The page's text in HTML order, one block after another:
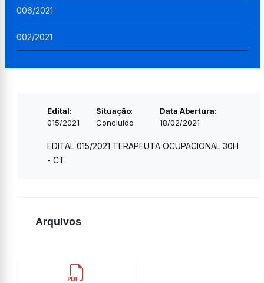
006/2021
002/2021
Edital:
015/2021
Situação:
Concluido
Data Abertura:
18/02/2021
EDITAL 015/2021 TERAPEUTA OCUPACIONAL 30H
- CT
Arquivos